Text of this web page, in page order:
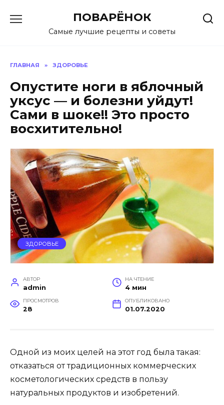
содержанию
ПОВАРЁНОК
Самые лучшие рецепты и советы
ГЛАВНАЯ » ЗДОРОВЬЕ
Опустите ноги в яблочный
уксус — и болезни уйдут!
Сами в шоке!! Это просто
восхитительно!
ЗДОРОВЬЕ
АВТОР
admin
НА ЧТЕНИЕ
4 мин
ПРОСМОТРОВ
28
ОПУБЛИКОВАНО
01.07.2020
Одной из моих целей на этот год была такая:
отказаться от традиционных коммерческих
косметологических средств в пользу
натуральных продуктов и изобретений.